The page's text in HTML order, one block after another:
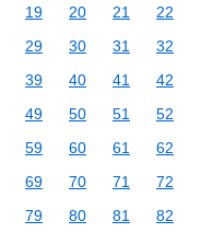
19 20 21
22
29 30 31
32
39 40 41
42
49 50 51
52
59 60 61
62
69 70 71
72
79 80 81
82